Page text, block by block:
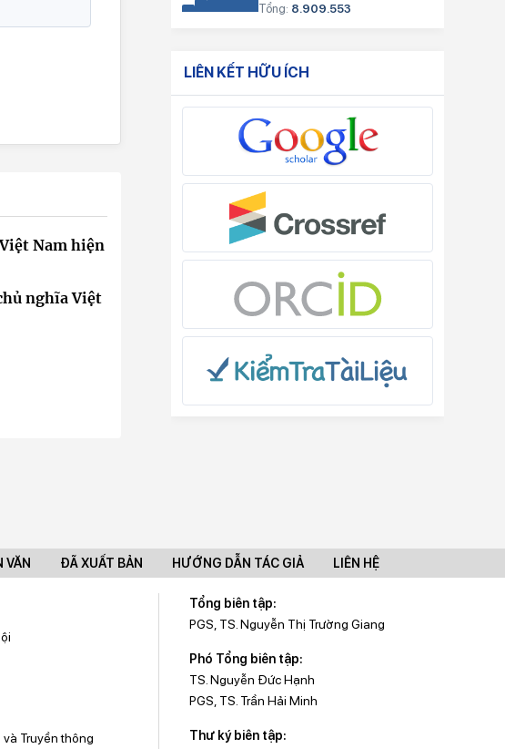
Nam hiện
nghĩa Việt
Tổng: 8.909.553
LIÊN KẾT HỮU ÍCH
VĂN ĐÃ XUẤT BẢN HƯỚNG DẪN TÁC GIẢ LIÊN HỆ
Truyền thông
Tổng biên tập:
PGS, TS. Nguyễn Thị Trường Giang
Phó Tổng biên tập:
TS. Nguyễn Đức Hạnh
PGS, TS. Trần Hải Minh
Thư ký biên tập: